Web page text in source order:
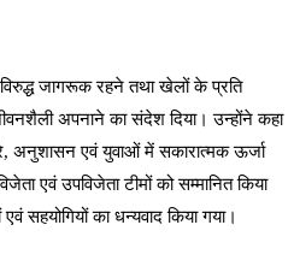
जागरूक रहने तथा खेलों के प्रति
अपनाने का संदेश दिया। उन्होंने कहा
एवं युवाओं में सकारात्मक ऊर्जा
एवं उपविजेता टीमों को सम्मानित किया
सहयोगियों का धन्यवाद किया गया।